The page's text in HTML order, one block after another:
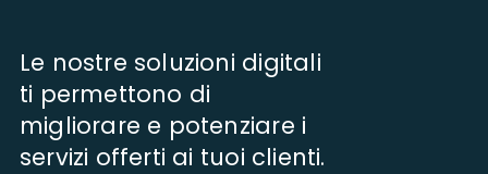
Le nostre soluzioni digitali
ti permettono di
migliorare e potenziare i
servizi offerti ai tuoi clienti.